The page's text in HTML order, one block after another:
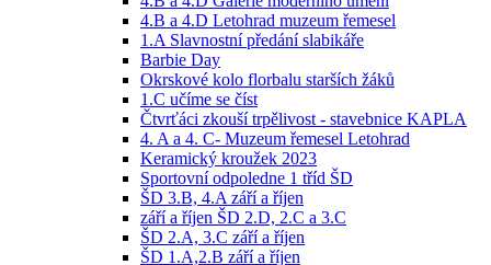
4.B a 4.D Letohrad muzeum řemesel
1.A Slavnostní předání slabikáře
Barbie Day
Okrskové kolo florbalu starších žáků
1.C učíme se číst
Čtvrťáci zkouší trpělivost - stavebnice KAPLA
4. A a 4. C- Muzeum řemesel Letohrad
Keramický kroužek 2023
Sportovní odpoledne 1 tříd ŠD
ŠD 3.B, 4.A září a říjen
září a říjen ŠD 2.D, 2.C a 3.C
ŠD 2.A, 3.C září a říjen
ŠD 1.A,2.B září a říjen